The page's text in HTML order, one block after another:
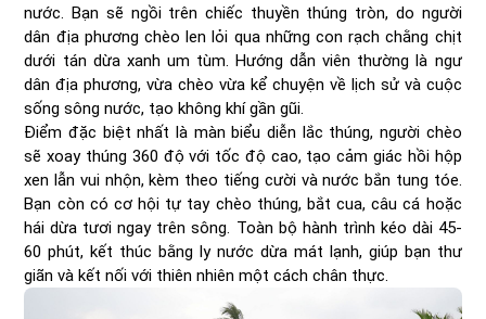
nước. Bạn sẽ ngồi trên chiếc thuyền thúng tròn, do người
dân địa phương chèo len lỏi qua những con rạch chằng chịt
dưới tán dừa xanh um tùm. Hướng dẫn viên thường là ngư
dân địa phương, vừa chèo vừa kể chuyện về lịch sử và cuộc
sống sông nước, tạo không khí gần gũi.
Điểm đặc biệt nhất là màn biểu diễn lắc thúng, người chèo
sẽ xoay thúng 360 độ với tốc độ cao, tạo cảm giác hồi hộp
xen lẫn vui nhộn, kèm theo tiếng cười và nước bắn tung tóe.
Bạn còn có cơ hội tự tay chèo thúng, bắt cua, câu cá hoặc
hái dừa tươi ngay trên sông. Toàn bộ hành trình kéo dài 45-
60 phút, kết thúc bằng ly nước dừa mát lạnh, giúp bạn thư
giãn và kết nối với thiên nhiên một cách chân thực.